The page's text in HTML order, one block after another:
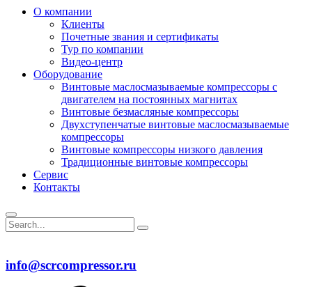
О компании
Клиенты
Почетные звания и сертификаты
Тур по компании
Видео-центр
Оборудование
Винтовые маслосмазываемые компрессоры с
двигателем на постоянных магнитах
Винтовые безмасляные компрессоры
Двухступенчатые винтовые маслосмазываемые
компрессоры
Винтовые компрессоры низкого давления
Традиционные винтовые компрессоры
Сервис
Контакты
info@scrcompressor.ru